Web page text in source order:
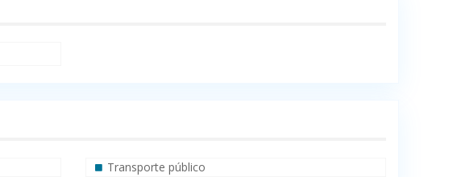
Transporte público